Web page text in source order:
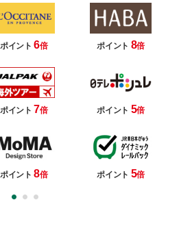
ポイント6倍 ポイント 8倍
ポイント 7倍 ポイント 5倍
ポイント8倍 ポイント 5倍